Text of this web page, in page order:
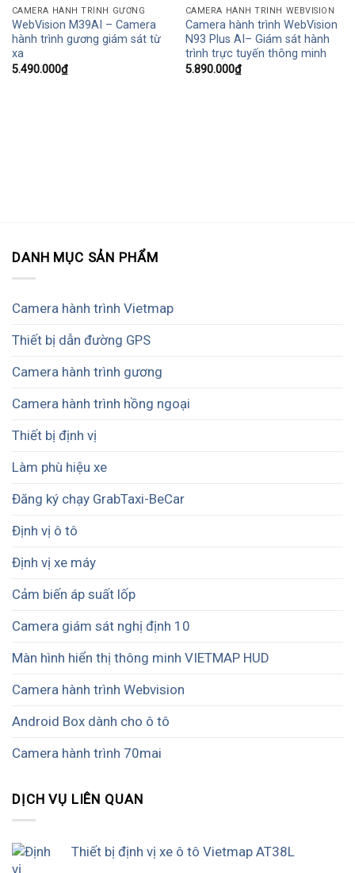
CAMERA HÀNH TRÌNH GƯƠNG
WebVision M39AI – Camera
hành trình gương giám sát từ
xa
5.490.000₫
CAMERA HÀNH TRÌNH WEBVISION
Camera hành trình WebVision
N93 Plus AI– Giám sát hành
trình trực tuyến thông minh
5.890.000₫
DANH MỤC SẢN PHẨM
Camera hành trình Vietmap
Thiết bị dẫn đường GPS
Camera hành trình gương
Camera hành trình hồng ngoại
Thiết bị định vị
Làm phù hiệu xe
Đăng ký chạy GrabTaxi-BeCar
Định vị ô tô
Định vị xe máy
Cảm biến áp suất lốp
Camera giám sát nghị định 10
Màn hình hiển thị thông minh VIETMAP HUD
Camera hành trình Webvision
Android Box dành cho ô tô
Camera hành trình 70mai
DỊCH VỤ LIÊN QUAN
Thiết bị định vị xe ô tô Vietmap AT38L